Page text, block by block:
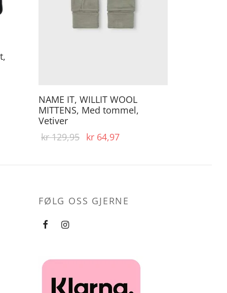
NAME IT, WILLIT WOOL
MITTENS, Med tommel,
Vetiver
kr129,95 Opprinnelig
kr 129,95.
kr 64,97
kr 64,97.
FØLG OSS GJERNE